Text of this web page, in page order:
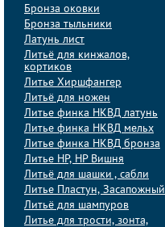
Бронза оковки
Бронза тыльники
Латунь лист
Литьё для кинжалов,
кортиков
Литье Хиршфангер
Литьё для ножен
Литье финка НКВД латунь
Литье финка НКВД мельх
Литье финка НКВД бронза
Литье НР, НР Вишня
Литьё для шашки , сабли
Литье Пластун, Засапожный
Литьё для шампуров
Литье для трости, зонта,